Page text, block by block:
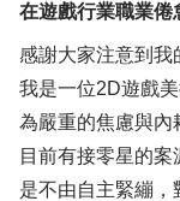
在遊戲行業職業倦
感謝大家注意到我
我是一位2D遊戲
為嚴重的焦慮與內
目前有接零星的
是不由自主緊繃，